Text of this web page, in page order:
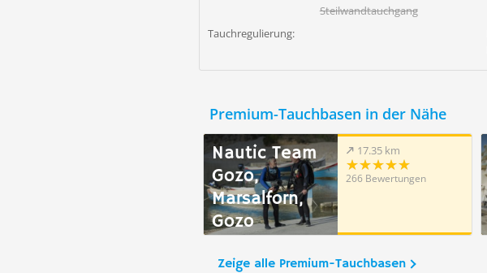
Steilwandtauchgang
Tauchregulierung:
Premium-Tauchbasen in der Nähe
Nautic Team
Gozo,
Marsalforn,
Gozo
17.35 km
266 Bewertungen
Zeige alle Premium-Tauchbasen